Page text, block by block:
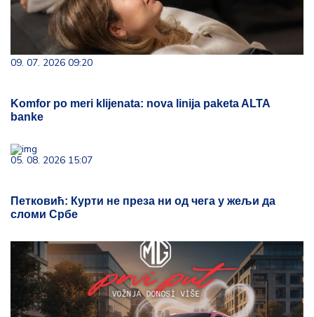
09. 07. 2026 09:20
Komfor po meri klijenata: nova linija paketa ALTA
banke
05. 08. 2026 15:07
Петковић: Курти не преза ни од чега у жељи да
сломи Србе